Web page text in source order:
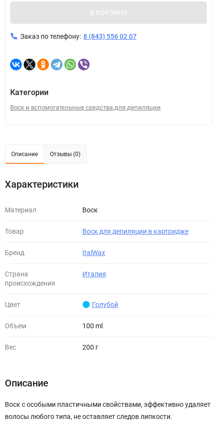
В КОРЗИНУ
Заказ по телефону: 8 (843) 556 02 07
Категории
Воск и вспомогательные средства для депиляции
Описание Отзывы (0)
Характеристики
Материал Воск
Товар Воск для депиляции в картридже
Бренд ItalWax
Страна
происхождения
Италия
Цвет Голубой
Объем 100 ml
Вес 200 г
Описание
Воск с особыми пластичными свойствами, эффективно удаляет
волосы любого типа, не оставляет следов липкости.